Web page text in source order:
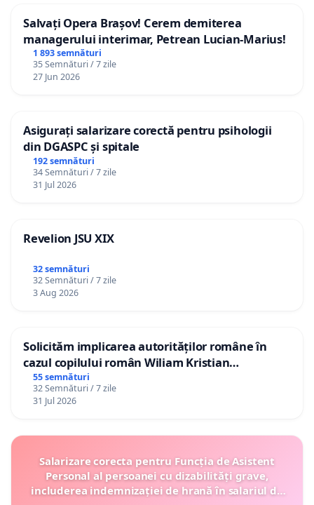
Salvați Opera Brașov! Cerem demiterea
managerului interimar, Petrean Lucian-Marius!
1 893 semnături
35 Semnături / 7 zile
27 Jun 2026
Asigurați salarizare corectă pentru psihologii
din DGASPC și spitale
192 semnături
34 Semnături / 7 zile
31 Jul 2026
Revelion JSU XIX
32 semnături
32 Semnături / 7 zile
3 Aug 2026
Solicităm implicarea autorităților române în
cazul copilului român Wiliam Kristian
Gheorghe, aflat în plasament în Danemarca de
12 ani
55 semnături
32 Semnături / 7 zile
31 Jul 2026
Salarizare corecta pentru Funcția de Asistent
Personal al persoanei cu dizabilități grave,
includerea indemnizației de hrană în salariul de